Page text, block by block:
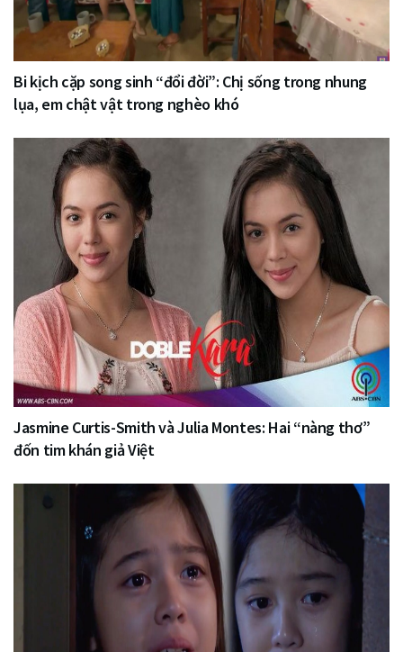
Bi kịch cặp song sinh “đổi đời”: Chị sống trong nhung
lụa, em chật vật trong nghèo khó
Jasmine Curtis-Smith và Julia Montes: Hai “nàng thơ”
đốn tim khán giả Việt